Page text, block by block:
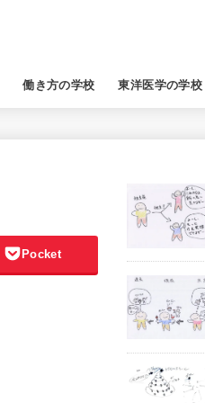
働き方の学校 東洋医学の学校
Pocket